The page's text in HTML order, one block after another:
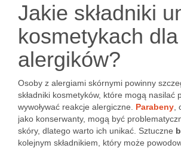
Jakie składniki
kosmetykach dla
alergików?
Osoby z alergiami skórnymi powinny
składniki kosmetyków, które mogą nasilać
wywoływać reakcje alergiczne. Parabeny
jako konserwanty, mogą być
skóry, dlatego warto ich unikać. Sztuczne
kolejnym składnikiem, który może